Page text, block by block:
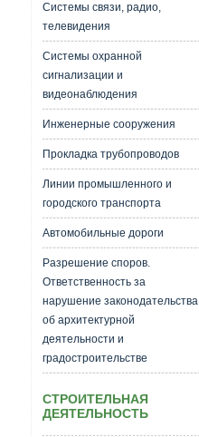
Системы связи, радио,
телевидения
Системы охранной
сигнализации и
видеонаблюдения
Инженерные сооружения
Прокладка трубопроводов
Линии промышленного и
городского транспорта
Автомобильные дороги
Разрешение споров.
Ответственность за
нарушение законодательства
об архитектурной
деятельности и
градостроительстве
СТРОИТЕЛЬНАЯ
ДЕЯТЕЛЬНОСТЬ